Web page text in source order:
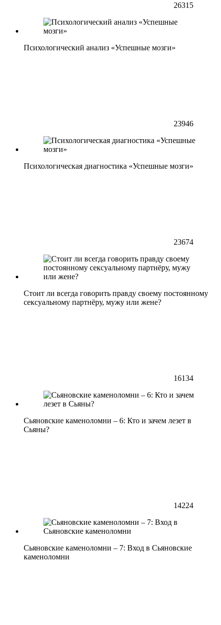
26315
Психологический анализ «Успешные мозги»
23946
Психологическая диагностика «Успешные мозги»
23674
Стоит ли всегда говорить правду своему постоянному
сексуальному партнёру, мужу или жене?
16134
Сьяновские каменоломни – 6: Кто и зачем лезет в
Сьяны?
14224
Сьяновские каменоломни – 7: Вход в Сьяновские
каменоломни